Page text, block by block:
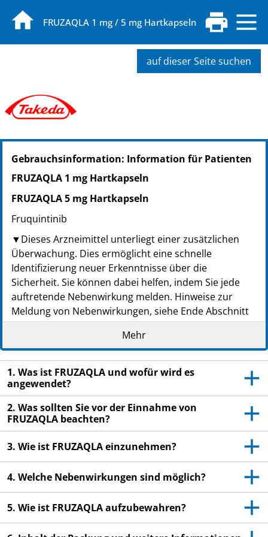
FRUZAQLA 1 mg / 5 mg Hartkapseln
auf dieser Seite suchen
PZN: 19346066
PPN: 111934606696
Gebrauchsinformation: Information für Patienten
FRUZAQLA 1 mg Hartkapseln
FRUZAQLA 5 mg Hartkapseln
Fruquintinib
▼Dieses Arzneimittel unterliegt einer zusätzlichen
Überwachung. Dies ermöglicht eine schnelle
Identifizierung neuer Erkenntnisse über die
Sicherheit. Sie können dabei helfen, indem Sie jede
auftretende Nebenwirkung melden. Hinweise zur
Meldung von Nebenwirkungen, siehe Ende Abschnitt
4.
Lesen Sie die gesamte Packungsbeilage sorgfältig
durch, bevor Sie mit der Einnahme dieses
Arzneimittels beginnen, denn sie enthält wichtige
Informationen.
Heben Sie die Packungsbeilage auf. Vielleicht
möchten Sie diese später nochmals lesen.
an Ihren Arzt, Apotheker oder das medizinische
Dieses Arzneimittel wurde Ihnen persönlich
verschrieben. Geben Sie es nicht an Dritte weiter.
Es kann anderen Menschen schaden, auch wenn
diese die gleichen Beschwerden haben wie Sie.
Mehr
1. Was ist FRUZAQLA und wofür wird es
angewendet?
2. Was sollten Sie vor der Einnahme von
FRUZAQLA beachten?
3. Wie ist FRUZAQLA einzunehmen?
4. Welche Nebenwirkungen sind möglich?
5. Wie ist FRUZAQLA aufzubewahren?